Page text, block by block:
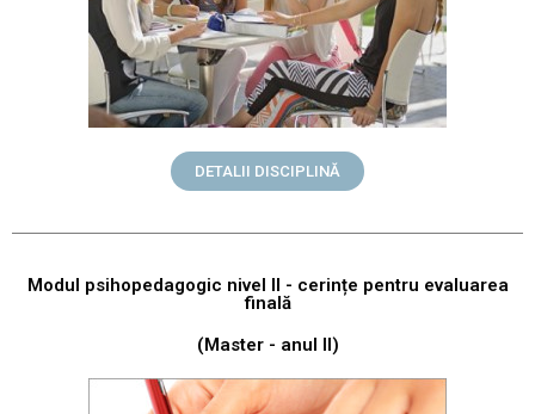
DETALII DISCIPLINĂ
Modul psihopedagogic nivel II - cerințe pentru evaluarea
finală
(Master - anul II)